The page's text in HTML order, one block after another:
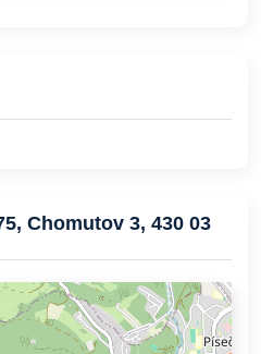
Chomutov 3, 430 03